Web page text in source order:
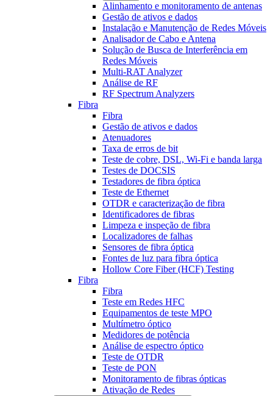
Alinhamento e monitoramento de antenas
Gestão de ativos e dados
Instalação e Manutenção de Redes Móveis
Analisador de Cabo e Antena
Solução de Busca de Interferência em
Redes Móveis
Multi-RAT Analyzer
Análise de RF
RF Spectrum Analyzers
Fibra
Fibra
Gestão de ativos e dados
Atenuadores
Taxa de erros de bit
Teste de cobre, DSL, Wi-Fi e banda larga
Testes de DOCSIS
Testadores de fibra óptica
Teste de Ethernet
OTDR e caracterização de fibra
Identificadores de fibras
Limpeza e inspeção de fibra
Localizadores de falhas
Sensores de fibra óptica
Fontes de luz para fibra óptica
Hollow Core Fiber (HCF) Testing
Fibra
Fibra
Teste em Redes HFC
Equipamentos de teste MPO
Multímetro óptico
Medidores de potência
Análise de espectro óptico
Teste de OTDR
Teste de PON
Monitoramento de fibras ópticas
Ativação de Redes